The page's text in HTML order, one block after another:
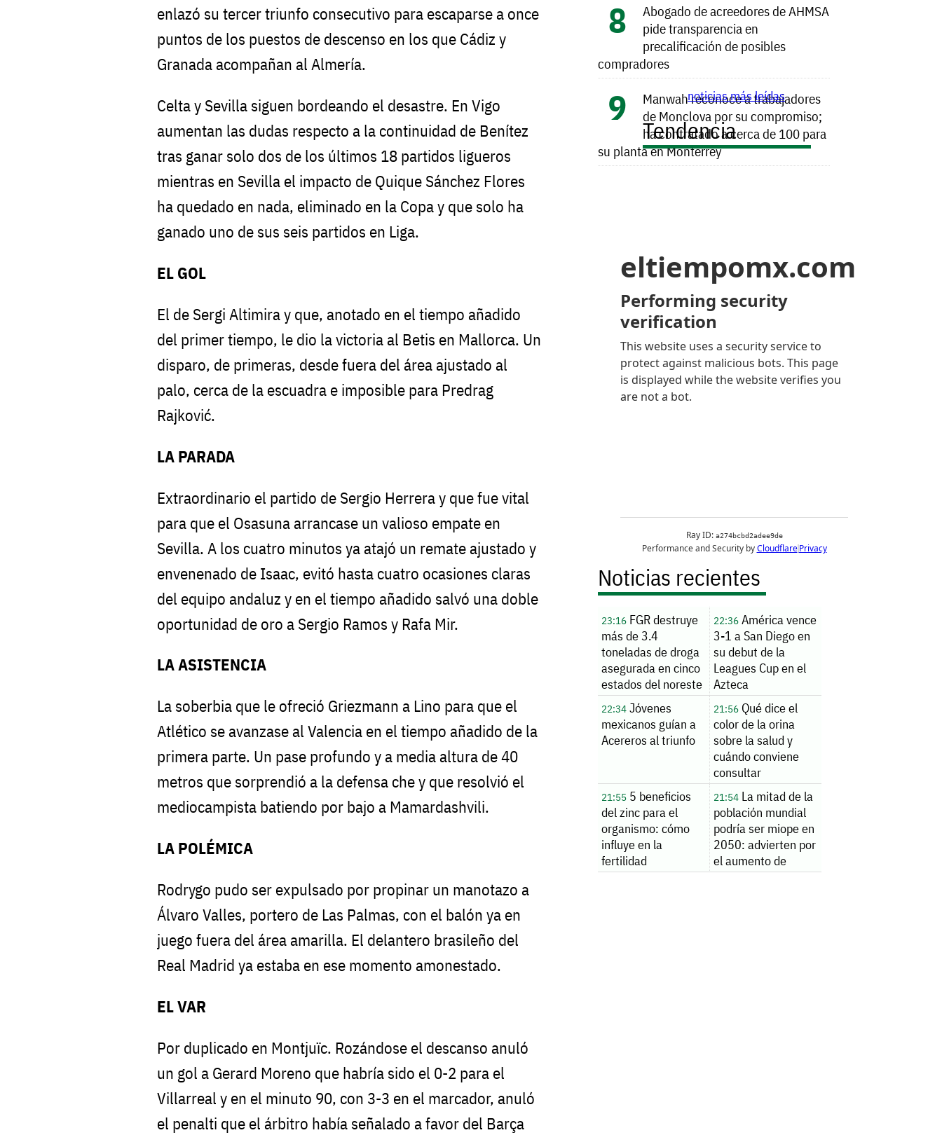
enlazó su tercer triunfo consecutivo para escaparse a once
puntos de los puestos de descenso en los que Cádiz y
Granada acompañan al Almería.
Celta y Sevilla siguen bordeando el desastre. En Vigo
aumentan las dudas respecto a la continuidad de Benítez
tras ganar solo dos de los últimos 18 partidos ligueros
mientras en Sevilla el impacto de Quique Sánchez Flores
ha quedado en nada, eliminado en la Copa y que solo ha
ganado uno de sus seis partidos en Liga.
EL GOL
El de Sergi Altimira y que, anotado en el tiempo añadido
del primer tiempo, le dio la victoria al Betis en Mallorca. Un
disparo, de primeras, desde fuera del área ajustado al
palo, cerca de la escuadra e imposible para Predrag
Rajković.
LA PARADA
Extraordinario el partido de Sergio Herrera y que fue vital
para que el Osasuna arrancase un valioso empate en
Sevilla. A los cuatro minutos ya atajó un remate ajustado y
envenenado de Isaac, evitó hasta cuatro ocasiones claras
del equipo andaluz y en el tiempo añadido salvó una doble
oportunidad de oro a Sergio Ramos y Rafa Mir.
LA ASISTENCIA
La soberbia que le ofreció Griezmann a Lino para que el
Atlético se avanzase al Valencia en el tiempo añadido de la
primera parte. Un pase profundo y a media altura de 40
metros que sorprendió a la defensa che y que resolvió el
mediocampista batiendo por bajo a Mamardashvili.
LA POLÉMICA
Rodrygo pudo ser expulsado por propinar un manotazo a
Álvaro Valles, portero de Las Palmas, con el balón ya en
juego fuera del área amarilla. El delantero brasileño del
Real Madrid ya estaba en ese momento amonestado.
EL VAR
Por duplicado en Montjuïc. Rozándose el descanso anuló
un gol a Gerard Moreno que habría sido el 0-2 para el
Villarreal y en el minuto 90, con 3-3 en el marcador, anuló
el penalti que el árbitro había señalado a favor del Barça
Abogado de acreedores de AHMSA
pide transparencia en
precalificación de posibles
compradores
Manwah reconoce a trabajadores
de Monclova por su compromiso;
ha contratado a cerca de 100 para
su planta en Monterrey
noticias más leídas
Tendencia
Noticias recientes
23:16 FGR destruye
más de 3.4
toneladas de droga
asegurada en cinco
estados del noreste
22:36América vence
3-1 a San Diego en
su debut de la
Leagues Cup en el
Azteca
22:34 Jóvenes
mexicanos guían a
Acereros al triunfo
21:56Qué dice el
color de la orina
sobre la salud y
cuándo conviene
consultar
21:55 5 beneficios
del zinc para el
organismo: cómo
influye en la
fertilidad
21:54La mitad de la
población mundial
podría ser miope en
2050: advierten por
el aumento de
casos